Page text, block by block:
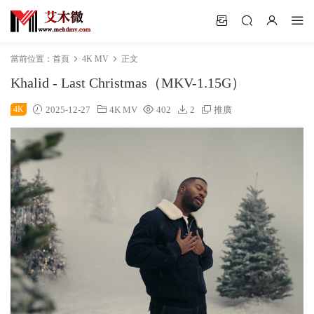
當前位置： 首頁 4K MV 正文
Khalid - Last Christmas（MKV-1.15G）
4K 2025-12-27 4K MV 402 2 推廣